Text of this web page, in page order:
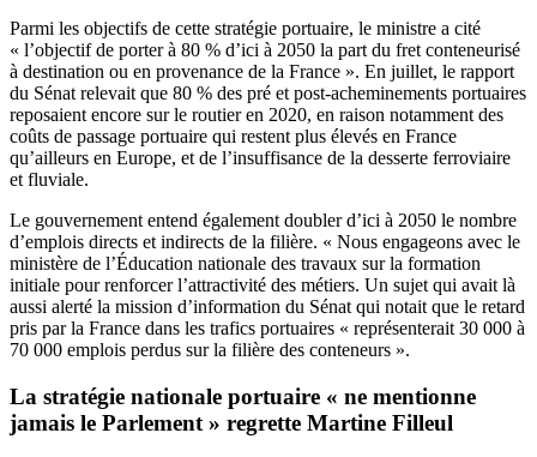
Parmi les objectifs de cette stratégie portuaire, le ministre a cité
« l’objectif de porter à 80 % d’ici à 2050 la part du fret conteneurisé
à destination ou en provenance de la France ». En juillet, le rapport
du Sénat relevait que 80 % des pré et post-acheminements portuaires
reposaient encore sur le routier en 2020, en raison notamment des
coûts de passage portuaire qui restent plus élevés en France
qu’ailleurs en Europe, et de l’insuffisance de la desserte ferroviaire
et fluviale.
Le gouvernement entend également doubler d’ici à 2050 le nombre
d’emplois directs et indirects de la filière. « Nous engageons avec le
ministère de l’Éducation nationale des travaux sur la formation
initiale pour renforcer l’attractivité des métiers. Un sujet qui avait là
aussi alerté la mission d’information du Sénat qui notait que le retard
pris par la France dans les trafics portuaires « représenterait 30 000 à
70 000 emplois perdus sur la filière des conteneurs ».
La stratégie nationale portuaire « ne mentionne
jamais le Parlement » regrette Martine Filleul